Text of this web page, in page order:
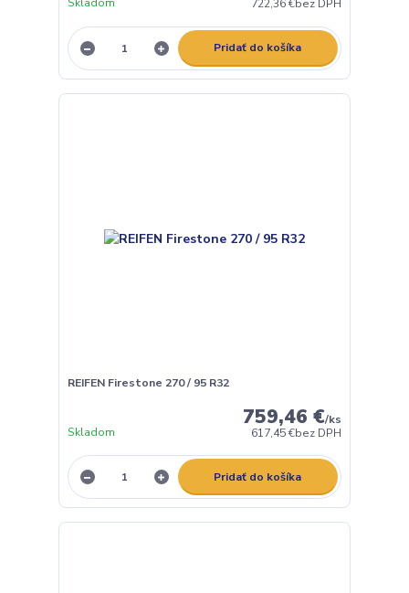
722,36 €bez DPH
Skladom
Pridať do košíka
REIFEN Firestone 270 / 95 R32
759,46 €/ks
617,45 €bez DPH
Skladom
Pridať do košíka